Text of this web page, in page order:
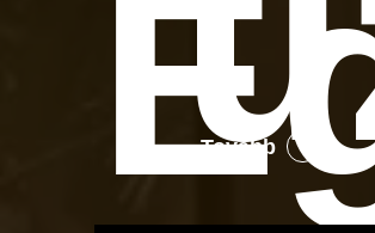
Tovább